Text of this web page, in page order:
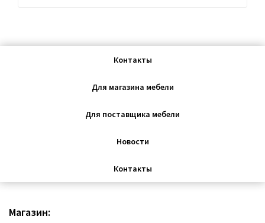
Контакты
Для магазина мебели
Для поставщика мебели
Новости
Контакты
Магазин: